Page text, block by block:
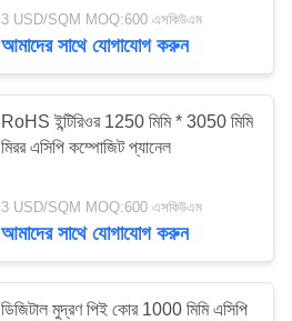
3 USD/SQM MOQ:600 এসকিউএম
আমাদের সাথে যোগাযোগ করুন
RoHS ইন্টিরিওর 1250 মিমি * 3050 মিমি
মিরর এসিপি কম্পোজিট প্যানেল
3 USD/SQM MOQ:600 এসকিউএম
আমাদের সাথে যোগাযোগ করুন
ডিজিটাল মুদ্রণ পিই কোর 1000 মিমি এসিপি